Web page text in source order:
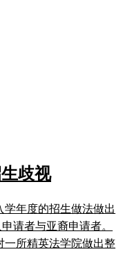
歧视
学年度的招生做法做出
请者与亚裔申请者。
一所精英法学院做出整